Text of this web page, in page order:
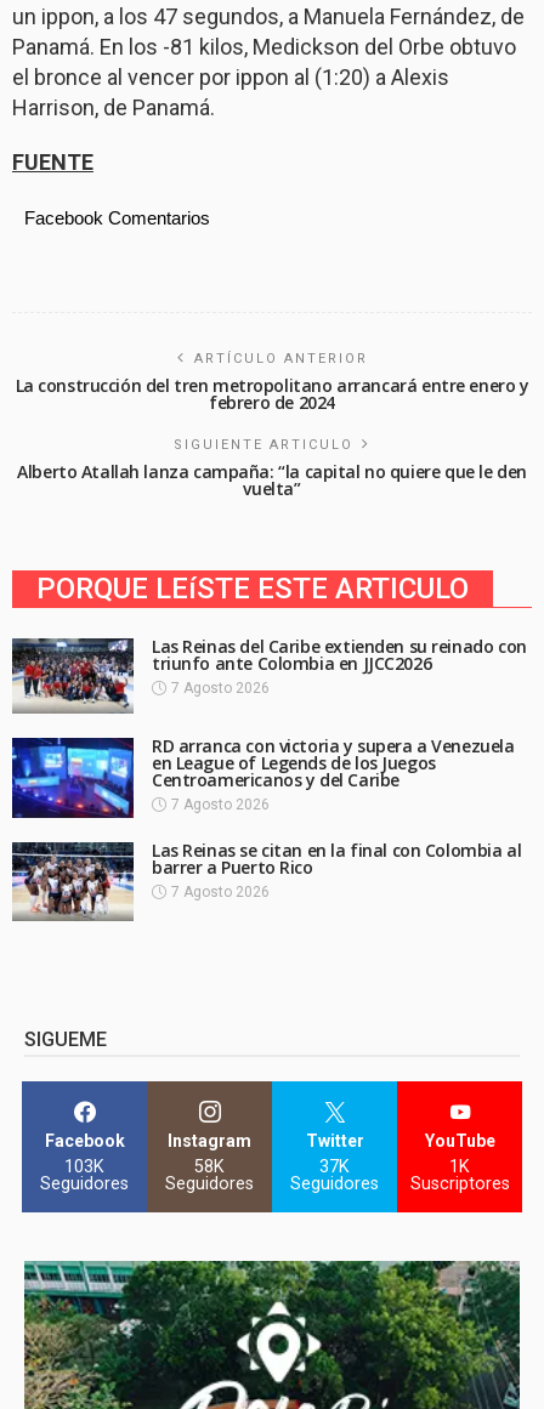
un ippon, a los 47 segundos, a Manuela Fernández, de
Panamá. En los -81 kilos, Medickson del Orbe obtuvo
el bronce al vencer por ippon al (1:20) a Alexis
Harrison, de Panamá.
FUENTE
Facebook Comentarios
ARTÍCULO ANTERIOR
La construcción del tren metropolitano arrancará entre enero y
febrero de 2024
SIGUIENTE ARTICULO
Alberto Atallah lanza campaña: “la capital no quiere que le den
vuelta”
PORQUE LEíSTE ESTE ARTICULO
Las Reinas del Caribe extienden su reinado con
triunfo ante Colombia en JJCC2026
7 Agosto 2026
RD arranca con victoria y supera a Venezuela
en League of Legends de los Juegos
Centroamericanos y del Caribe
7 Agosto 2026
Las Reinas se citan en la final con Colombia al
barrer a Puerto Rico
7 Agosto 2026
SIGUEME
Facebook
103K
Seguidores
Instagram
58K
Seguidores
Twitter
37K
Seguidores
YouTube
1K
Suscriptores